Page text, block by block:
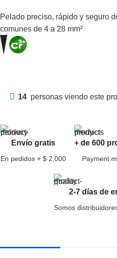
Pelado preciso, rápido y seguro
comunes de 4 a 28 mm²
14 personas viendo este
Envío gratis
En pedidos + $ 2,000
+ de 600
Payment
2-7 días de
Somos